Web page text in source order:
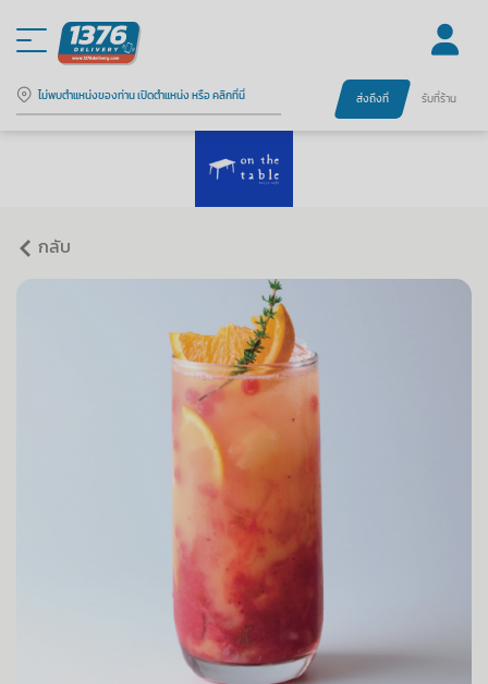
ไม่พบตำแหน่งของท่าน เปิดตำแหน่ง หรือ คลิกที่นี่ ส่งถึงที่ รับที่ร้าน
กลับ